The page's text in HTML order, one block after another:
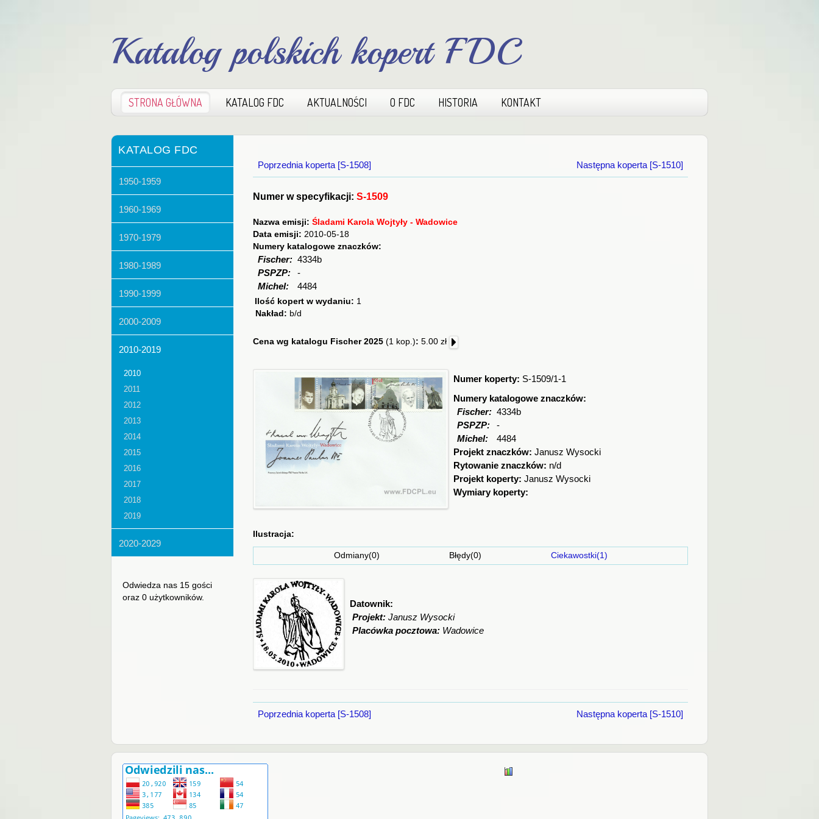
Katalog polskich kopert FDC
STRONA GŁÓWNA KATALOG FDC AKTUALNOŚCI O FDC HISTORIA KONTAKT
KATALOG FDC
1950-1959
1960-1969
1970-1979
1980-1989
1990-1999
2000-2009
2010-2019
2010
2011
2012
2013
2014
2015
2016
2017
2018
2019
2020-2029
Odwiedza nas 15 gości
oraz 0 użytkowników.
Poprzednia koperta [S-1508] Następna koperta [S-1510]
Numer w specyfikacji: S-1509
Nazwa emisji: Śladami Karola Wojtyły - Wadowice
Data emisji: 2010-05-18
Numery katalogowe znaczków:
Fischer: 4334b
PSPZP:
-
Michel:
4484
Ilość kopert w wydaniu: 1
Nakład: b/d
Cena wg katalogu Fischer 2025 (1 kop.): 5.00 zł
Numer koperty: S-1509/1-1
Numery katalogowe znaczków:
Fischer: 4334b
PSPZP:
-
Michel:
4484
Projekt znaczków: Janusz Wysocki
Rytowanie znaczków: n/d
Projekt koperty: Janusz Wysocki
Wymiary koperty:
Ilustracja:
Odmiany(0) Błędy(0) Ciekawostki(1)
Datownik:
Projekt: Janusz Wysocki
Placówka pocztowa: Wadowice
Poprzednia koperta [S-1508] Następna koperta [S-1510]